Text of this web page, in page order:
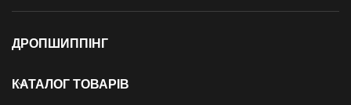
ДРОПШИППІНГ
КАТАЛОГ ТОВАРІВ